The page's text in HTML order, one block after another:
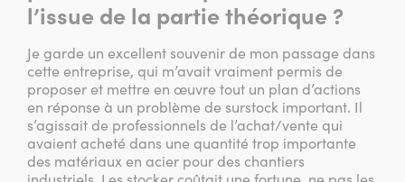
l’issue de la partie théorique ?
Je garde un excellent souvenir de mon passage dans
cette entreprise, qui m’avait vraiment permis de
proposer et mettre en œuvre tout un plan d’actions
en réponse à un problème de surstock important. Il
s’agissait de professionnels de l’achat/vente qui
avaient acheté dans une quantité trop importante
des matériaux en acier pour des chantiers